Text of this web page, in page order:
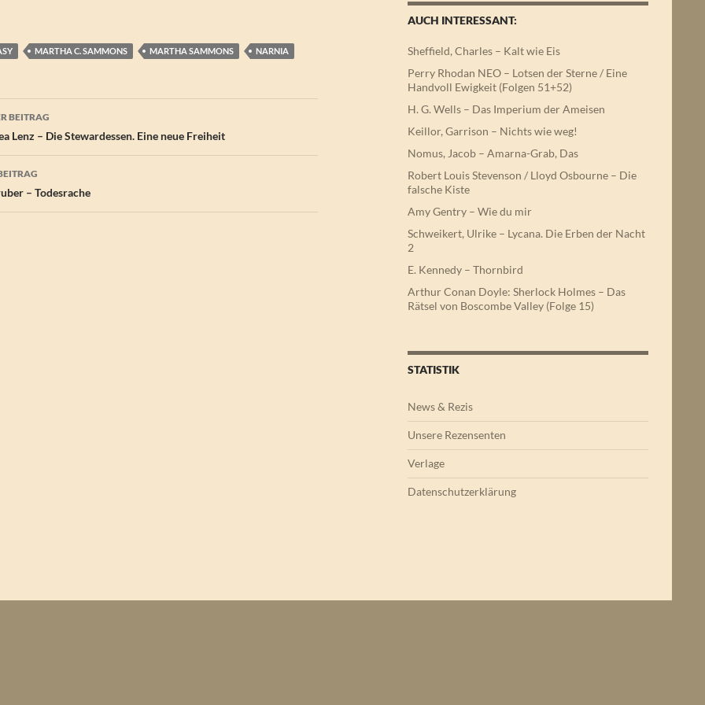
MARTHA C. SAMMONS MARTHA SAMMONS NARNIA
BEITRAG
Lenz – Die Stewardessen. Eine neue Freiheit
– Todesrache
AUCH INTERESSANT:
Sheffield, Charles – Kalt wie Eis
Perry Rhodan NEO – Lotsen der Sterne / Eine
Handvoll Ewigkeit (Folgen 51+52)
H. G. Wells – Das Imperium der Ameisen
Keillor, Garrison – Nichts wie weg!
Nomus, Jacob – Amarna-Grab, Das
Robert Louis Stevenson / Lloyd Osbourne – Die
falsche Kiste
Amy Gentry – Wie du mir
Schweikert, Ulrike – Lycana. Die Erben der Nacht
2
E. Kennedy – Thornbird
Arthur Conan Doyle: Sherlock Holmes – Das
Rätsel von Boscombe Valley (Folge 15)
STATISTIK
News & Rezis
Unsere Rezensenten
Verlage
Datenschutzerklärung